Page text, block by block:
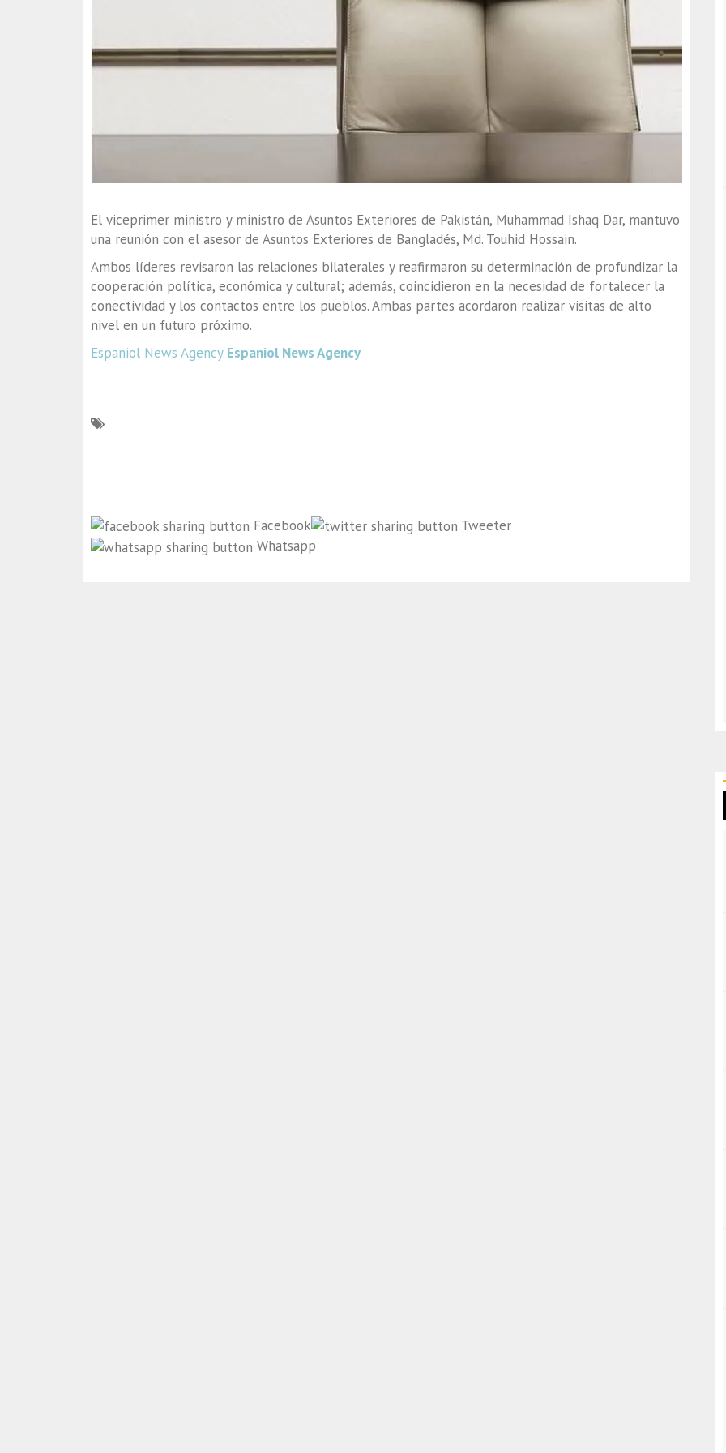
El viceprimer ministro y ministro de Asuntos Exteriores de Pakistán, Muhammad Ishaq Dar, mantuvo
una reunión con el asesor de Asuntos Exteriores de Bangladés, Md. Touhid Hossain.
Ambos líderes revisaron las relaciones bilaterales y reafirmaron su determinación de profundizar la
cooperación política, económica y cultural; además, coincidieron en la necesidad de fortalecer la
conectividad y los contactos entre los pueblos. Ambas partes acordaron realizar visitas de alto
nivel en un futuro próximo.
Espaniol News Agency Espaniol News Agency
Facebook
Tweeter
Whatsapp